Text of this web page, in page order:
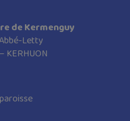
de Kermenguy
Letty
KERHUON